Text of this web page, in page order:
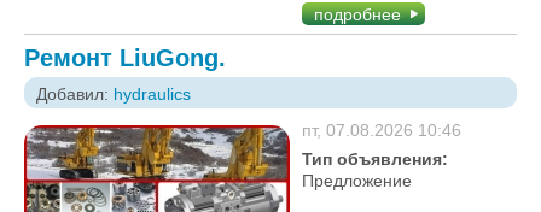
подробнее
Ремонт LiuGong.
Добавил: hydraulics
пт, 07.08.2026 10:46
Тип объявления:
Предложение